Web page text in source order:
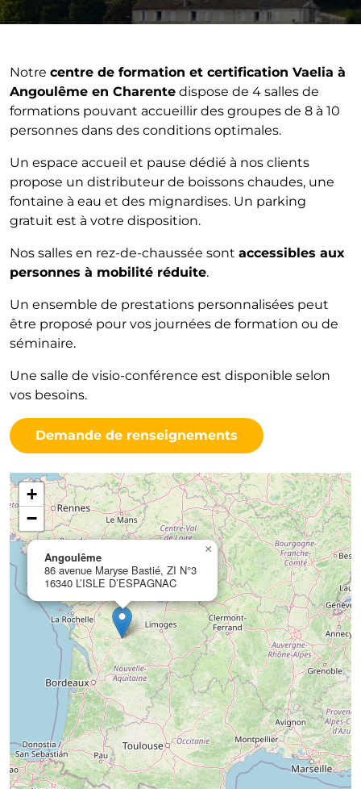
Notre centre de formation et certification Vaelia à
Angoulême en Charente dispose de 4 salles de
formations pouvant accueillir des groupes de 8 à 10
personnes dans des conditions optimales.
Un espace accueil et pause dédié à nos clients
propose un distributeur de boissons chaudes, une
fontaine à eau et des mignardises. Un parking
gratuit est à votre disposition.
Nos salles en rez-de-chaussée sont accessibles aux
personnes à mobilité réduite.
Un ensemble de prestations personnalisées peut
être proposé pour vos journées de formation ou de
séminaire.
Une salle de visio-conférence est disponible selon
vos besoins.
Demande de renseignements
Angoulême
86 avenue Maryse Bastié, ZI N°3
16340 L’ISLE D’ESPAGNAC
×
+
−